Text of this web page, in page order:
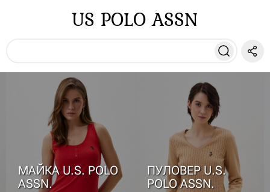
US POLO ASSN
МАЙКА U.S. POLO
ASSN.
ПУЛОВЕР U.S.
POLO ASSN.